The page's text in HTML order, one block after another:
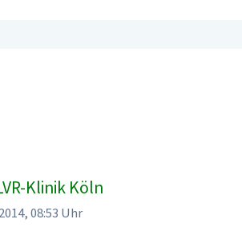
Klinik Köln
08:53 Uhr